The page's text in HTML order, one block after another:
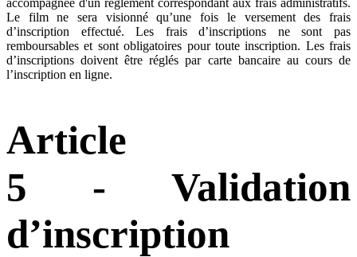
accompagnée d'un règlement correspondant aux frais administratifs.
Le film ne sera visionné qu’une fois le versement des frais
d’inscription effectué. Les frais d’inscriptions ne sont pas
remboursables et sont obligatoires pour toute inscription. Les frais
d’inscriptions doivent être réglés par carte bancaire au cours de
l’inscription en ligne.
Article
5 - Validation
d’inscription